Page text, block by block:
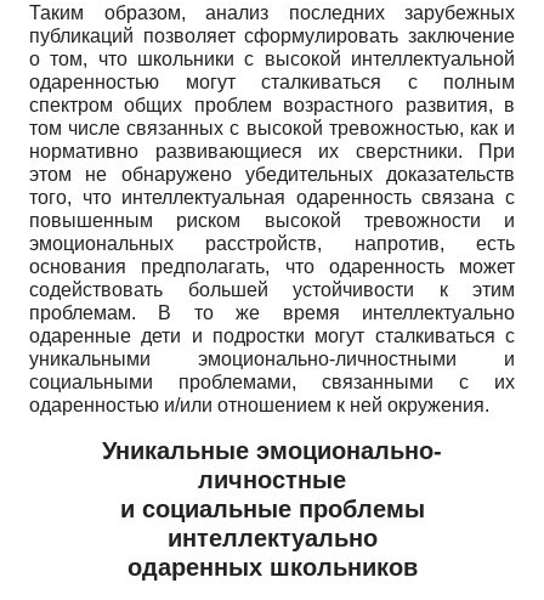
Таким образом, анализ последних зарубежных
публикаций позволяет сформулировать заключение
о том, что школьники с высокой интеллектуальной
одаренностью могут сталкиваться с полным
спектром общих проблем возрастного развития, в
том числе связанных с высокой тревожностью, как и
нормативно развивающиеся их сверстники. При
этом не обнаружено убедительных доказательств
того, что интеллектуальная одаренность связана с
повышенным риском высокой тревожности и
эмоциональных расстройств, напротив, есть
основания предполагать, что одаренность может
содействовать большей устойчивости к этим
проблемам. В то же время интеллектуально
одаренные дети и подростки могут сталкиваться с
уникальными эмоционально-личностными и
социальными проблемами, связанными с их
одаренностью и/или отношением к ней окружения.
Уникальные эмоционально-
личностные
и социальные проблемы
интеллектуально
одаренных школьников